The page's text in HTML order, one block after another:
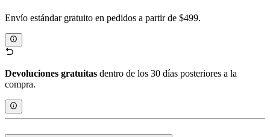
Envío estándar gratuito en pedidos a partir de $499.
Devoluciones gratuitas dentro de los 30 días posteriores a la
compra.